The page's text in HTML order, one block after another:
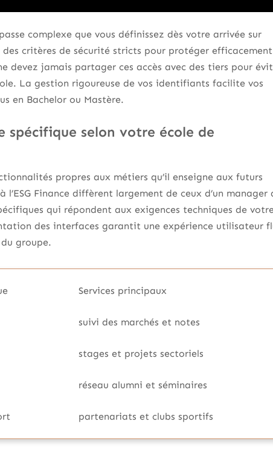
complexe que vous définissez dès votre arrivée sur
des critères de sécurité stricts pour protéger
devez jamais partager ces accès avec des tiers pour
La gestion rigoureuse de vos identifiants facilite vos
en Bachelor ou Mastère.
selon votre école de
propres aux métiers qu’il enseigne aux futurs
Finance diffèrent largement de ceux d’un manager
qui répondent aux exigences techniques de votre
des interfaces garantit une expérience utilisateur
groupe.
Services principaux
suivi des marchés et notes
stages et projets sectoriels
réseau alumni et séminaires
partenariats et clubs sportifs